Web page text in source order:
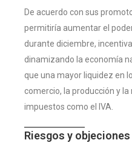
De acuerdo con sus
permitiría aumentar el
durante diciembre,
dinamizando la economía
que una mayor liquidez en
comercio, la producción y
impuestos como el IVA.
Riesgos y objeciones